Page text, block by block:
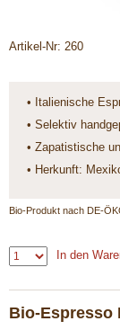
Artikel-Nr: 260
• Italienische
• Selektiv
• Zapatistische
• Herkunft:
Bio-Produkt nach DE-
In den
Bio-Espresso